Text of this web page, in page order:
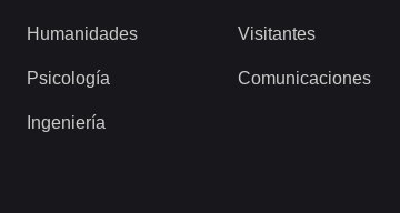
Humanidades
Psicología
Ingeniería
Visitantes
Comunicaciones